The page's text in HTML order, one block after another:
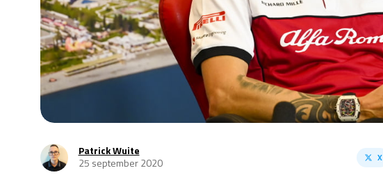
Patrick Wuite
25 september 2020
X